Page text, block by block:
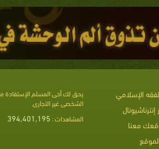
الإسلامي
معنا
يحق لك أخى المسلم الإستفادة
الشخصى غير التجارى
المشاهدات : 394,401,195